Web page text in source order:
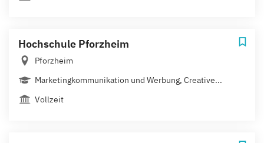
Hochschule Pforzheim
Pforzheim
Marketingkommunikation und Werbung, Creative...
Vollzeit